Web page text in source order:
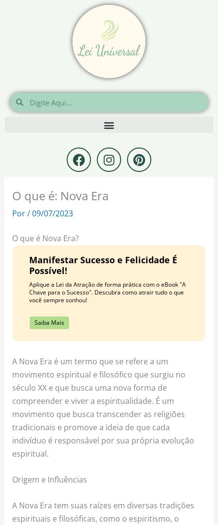
Pesquisar
Pesquisar
F
a
c
e
b
k
I
n
s
m
P
i
n
t
O que é: Nova Era
Por/09/07/2023
O que é Nova Era?
Manifestar Sucesso e Felicidade É
Possível!
Aplique a Lei da Atração de forma prática com o eBook "A
Chave para o Sucesso". Descubra como atrair tudo o que
você sempre sonhou!
Saiba Mais
A Nova Era é um termo que se refere a um
movimento espiritual e filosófico que surgiu no
século XX e que busca uma nova forma de
compreender e viver a espiritualidade. É um
movimento que busca transcender as religiões
tradicionais e promove a ideia de que cada
indivíduo é responsável por sua própria evolução
espiritual.
Origem e Influências
A Nova Era tem suas raízes em diversas tradições
espirituais e filosóficas, como o espiritismo, o